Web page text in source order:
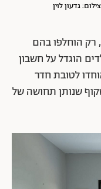
גדעון לוין
רק הוחלפו בהם
הוגדל על חשבון
לטובת חדר
שנותן תחושה של